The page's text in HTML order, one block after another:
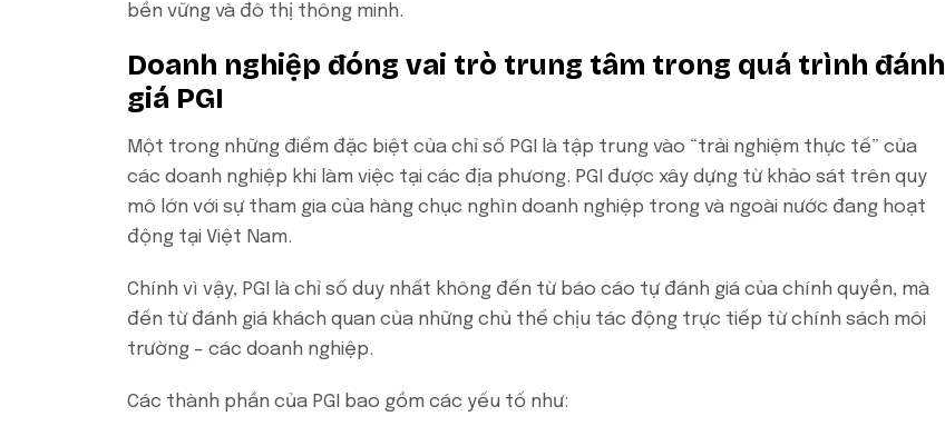
bền vững và đô thị thông minh.
Doanh nghiệp đóng vai trò trung tâm trong quá trình đánh
giá PGI
Một trong những điểm đặc biệt của chỉ số PGI là tập trung vào “trải nghiệm thực tế” của
các doanh nghiệp khi làm việc tại các địa phương. PGI được xây dựng từ khảo sát trên quy
mô lớn với sự tham gia của hàng chục nghìn doanh nghiệp trong và ngoài nước đang hoạt
động tại Việt Nam.
Chính vì vậy, PGI là chỉ số duy nhất không đến từ báo cáo tự đánh giá của chính quyền, mà
đến từ đánh giá khách quan của những chủ thể chịu tác động trực tiếp từ chính sách môi
trường – các doanh nghiệp.
Các thành phần của PGI bao gồm các yếu tố như: